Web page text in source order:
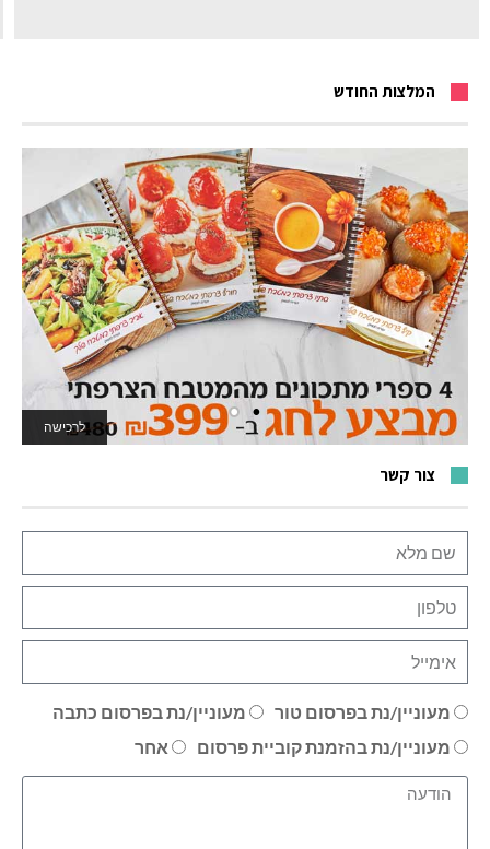
המלצות החודש
לרכישה
לאתר המשחקים
צור קשר
מעוניין/נת בפרסום טור
מעוניין/נת בפרסום כתבה
מעוניין/נת בהזמנת קוביית פרסום
אחר